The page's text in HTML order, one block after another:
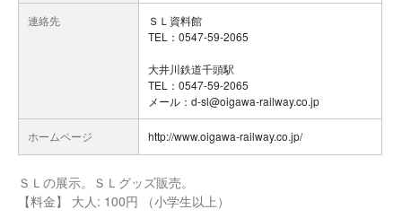
連絡先
ＳＬ資料館
TEL：0547-59-2065
大井川鉄道千頭駅
TEL：0547-59-2065
メール：d-sl@oigawa-railway.co.jp
ホームページ http://www.oigawa-railway.co.jp/
ＳＬの展示。ＳＬグッズ販売。
【料金】 大人: 100円 （小学生以上）